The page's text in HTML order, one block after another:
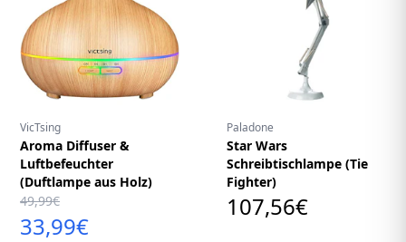
VicTsing
Aroma Diffuser &
Luftbefeuchter
(Duftlampe aus Holz)
49,99€
33,99€
Paladone
Star Wars
Schreibtischlampe (Tie
Fighter)
107,56€